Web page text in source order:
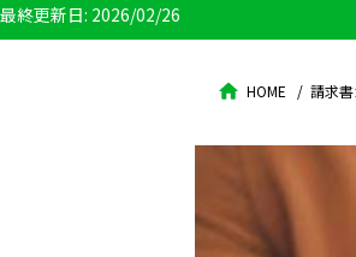
最終更新日: 2026/02/26
HOME 請求